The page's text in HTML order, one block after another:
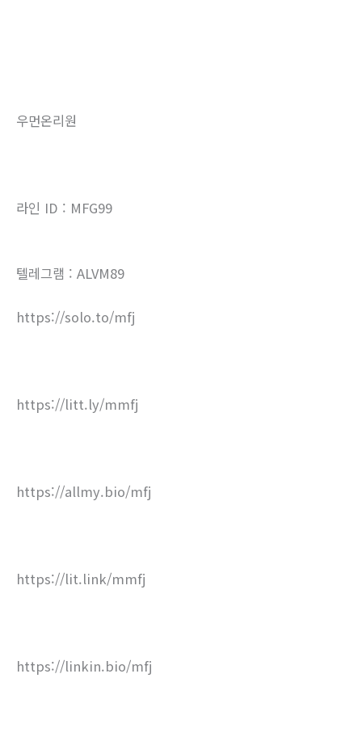
우먼온리원
라인 ID : MFG99
텔레그램 : ALVM89
https://solo.to/mfj
https://litt.ly/mmfj
https://allmy.bio/mfj
https://lit.link/mmfj
https://linkin.bio/mfj